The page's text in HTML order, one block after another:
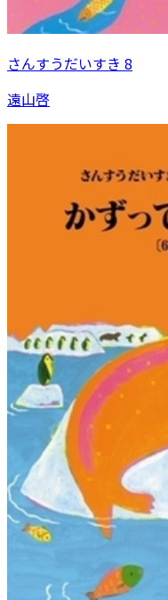
さんすうだいすき 8
遠山啓